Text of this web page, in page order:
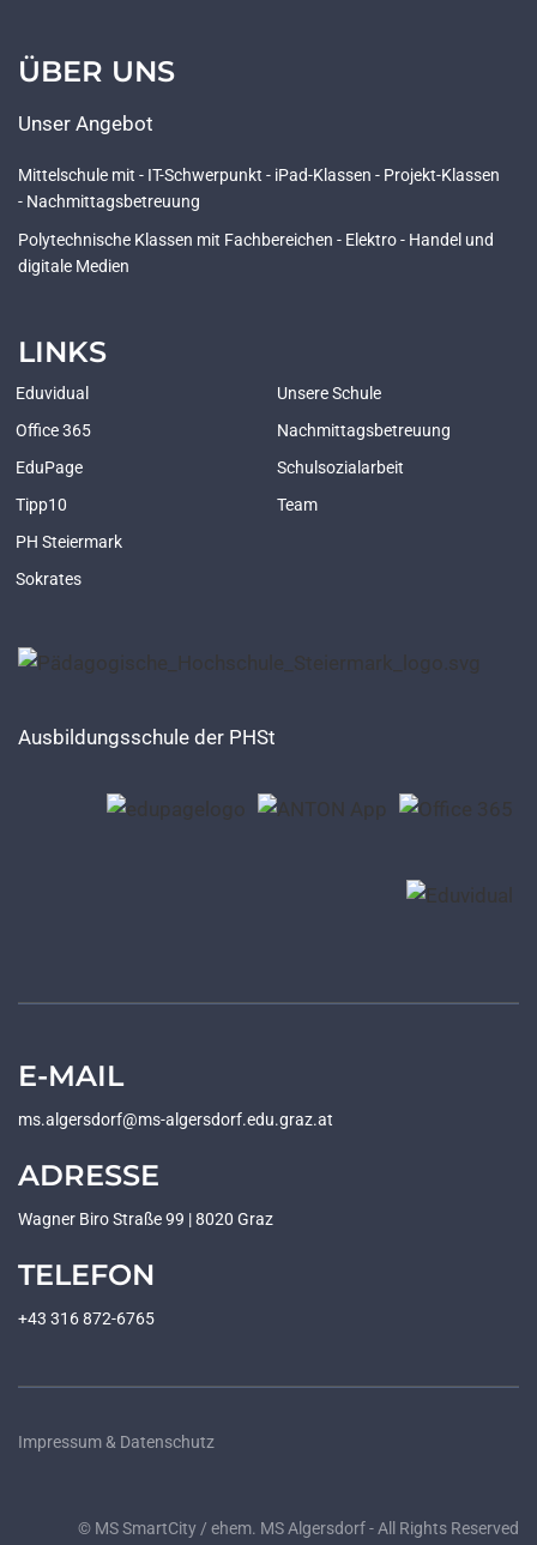
ÜBER UNS
Unser Angebot
Mittelschule mit - IT-Schwerpunkt - iPad-Klassen - Projekt-Klassen
- Nachmittagsbetreuung
Polytechnische Klassen mit Fachbereichen - Elektro - Handel und
digitale Medien
LINKS
Eduvidual
Office 365
EduPage
Tipp10
PH Steiermark
Sokrates
Unsere Schule
Nachmittagsbetreuung
Schulsozialarbeit
Team
Ausbildungsschule der PHSt
E-MAIL
ms.algersdorf@ms-algersdorf.edu.graz.at
ADRESSE
Wagner Biro Straße 99 | 8020 Graz
TELEFON
+43 316 872-6765
Impressum & Datenschutz
© MS SmartCity / ehem. MS Algersdorf - All Rights Reserved